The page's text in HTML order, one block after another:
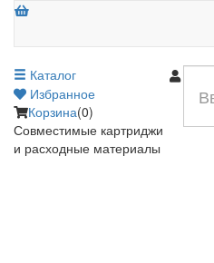
Каталог
Избранное
Корзина(0)
Совместимые картриджи
и расходные материалы